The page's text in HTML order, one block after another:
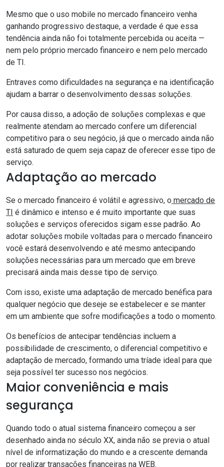
Mesmo que o uso mobile no mercado financeiro venha
ganhando progressivo destaque, a verdade é que essa
tendência ainda não foi totalmente percebida ou aceita —
nem pelo próprio mercado financeiro e nem pelo mercado
de TI.
Entraves como dificuldades na segurança e na identificação
ajudam a barrar o desenvolvimento dessas soluções.
Por causa disso, a adoção de soluções complexas e que
realmente atendam ao mercado confere um diferencial
competitivo para o seu negócio, já que o mercado ainda não
está saturado de quem seja capaz de oferecer esse tipo de
serviço.
Adaptação ao mercado
Se o mercado financeiro é volátil e agressivo, o mercado de
TI é dinâmico e intenso e é muito importante que suas
soluções e serviços oferecidos sigam esse padrão. Ao
adotar soluções mobile voltadas para o mercado financeiro
você estará desenvolvendo e até mesmo antecipando
soluções necessárias para um mercado que em breve
precisará ainda mais desse tipo de serviço.
Com isso, existe uma adaptação de mercado benéfica para
qualquer negócio que deseje se estabelecer e se manter
em um ambiente que sofre modificações a todo o momento.
Os benefícios de antecipar tendências incluem a
possibilidade de crescimento, o diferencial competitivo e
adaptação de mercado, formando uma tríade ideal para que
seja possível ter sucesso nos negócios.
Maior conveniência e mais
segurança
Quando todo o atual sistema financeiro começou a ser
desenhado ainda no século XX, ainda não se previa o atual
nível de informatização do mundo e a crescente demanda
por realizar transações financeiras na WEB.